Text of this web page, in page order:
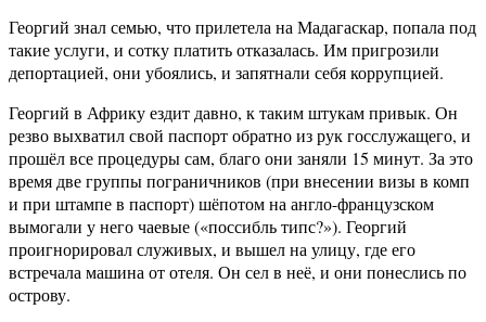
Георгий знал семью, что прилетела на Мадагаскар, попала под
такие услуги, и сотку платить отказалась. Им пригрозили
депортацией, они убоялись, и запятнали себя коррупцией.
Георгий в Африку ездит давно, к таким штукам привык. Он
резво выхватил свой паспорт обратно из рук госслужащего, и
прошёл все процедуры сам, благо они заняли 15 минут. За это
время две группы пограничников (при внесении визы в комп
и при штампе в паспорт) шёпотом на англо-французском
вымогали у него чаевые («поссибль типс?»). Георгий
проигнорировал служивых, и вышел на улицу, где его
встречала машина от отеля. Он сел в неё, и они понеслись по
острову.